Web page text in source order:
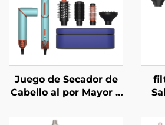
Juego de Secador de
Cabello al por Mayor 7
Térmico para Alisado
de